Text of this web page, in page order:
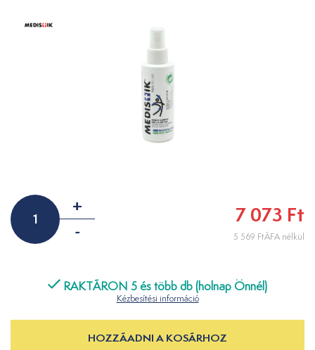
+
-
7 073 Ft
5 569 FtÁFA nélkül
RAKTÁRON 5 és több db (holnap Önnél)
Kézbesítési információ
HOZZÁADNI A KOSÁRHOZ